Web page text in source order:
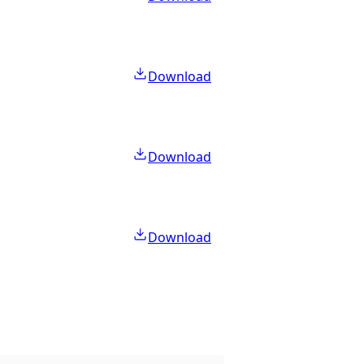
Download
Download
Download